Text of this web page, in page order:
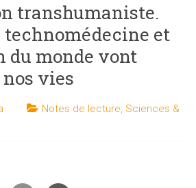
transhumaniste.
technomédecine et
du monde vont
vies
Notes de lecture, Sciences &